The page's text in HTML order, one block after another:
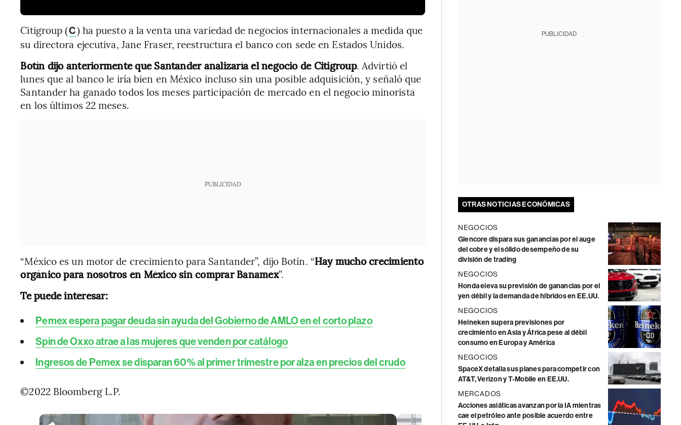
Citigroup (C) ha puesto a la venta una variedad de negocios internacionales a medida que
su directora ejecutiva, Jane Fraser, reestructura el banco con sede en Estados Unidos.
Botín dijo anteriormente que Santander analizaría el negocio de Citigroup. Advirtió el
lunes que al banco le iría bien en México incluso sin una posible adquisición, y señaló que
Santander ha ganado todos los meses participación de mercado en el negocio minorista
en los últimos 22 meses.
PUBLICIDAD
“México es un motor de crecimiento para Santander”, dijo Botín. “Hay mucho crecimiento
orgánico para nosotros en México sin comprar Banamex”.
Te puede interesar:
Pemex espera pagar deuda sin ayuda del Gobierno de AMLO en el corto plazo
Spin de Oxxo atrae a las mujeres que venden por catálogo
Ingresos de Pemex se disparan 60% al primer trimestre por alza en precios del crudo
©2022 Bloomberg L.P.
PUBLICIDAD
OTRAS NOTICIAS ECONÓMICAS
NEGOCIOS
Glencore dispara sus ganancias por el auge
del cobre y el sólido desempeño de su
división de trading
NEGOCIOS
Honda eleva su previsión de ganancias por el
yen débil y la demanda de híbridos en EE.UU.
NEGOCIOS
Heineken supera previsiones por
crecimiento en Asia y África pese al débil
consumo en Europa y América
NEGOCIOS
SpaceX detalla sus planes para competir con
AT&T, Verizon y T-Mobile en EE.UU.
MERCADOS
Acciones asiáticas avanzan por la IA mientras
cae el petróleo ante posible acuerdo entre